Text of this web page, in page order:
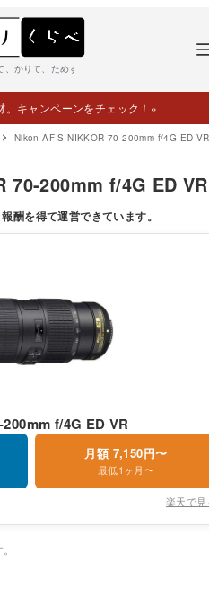
、かりて、ためす
キャンペーンをチェック！ »
Nikon AF-S NIKKOR 70-200mm f/4G ED VR
70-200mm f/4G ED VR
酬を得て運営できています。
f/4G ED VR
月額 7,150円〜
最低1ヶ月〜
楽天で